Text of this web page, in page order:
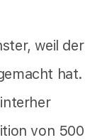
weil der
hat.
von 500